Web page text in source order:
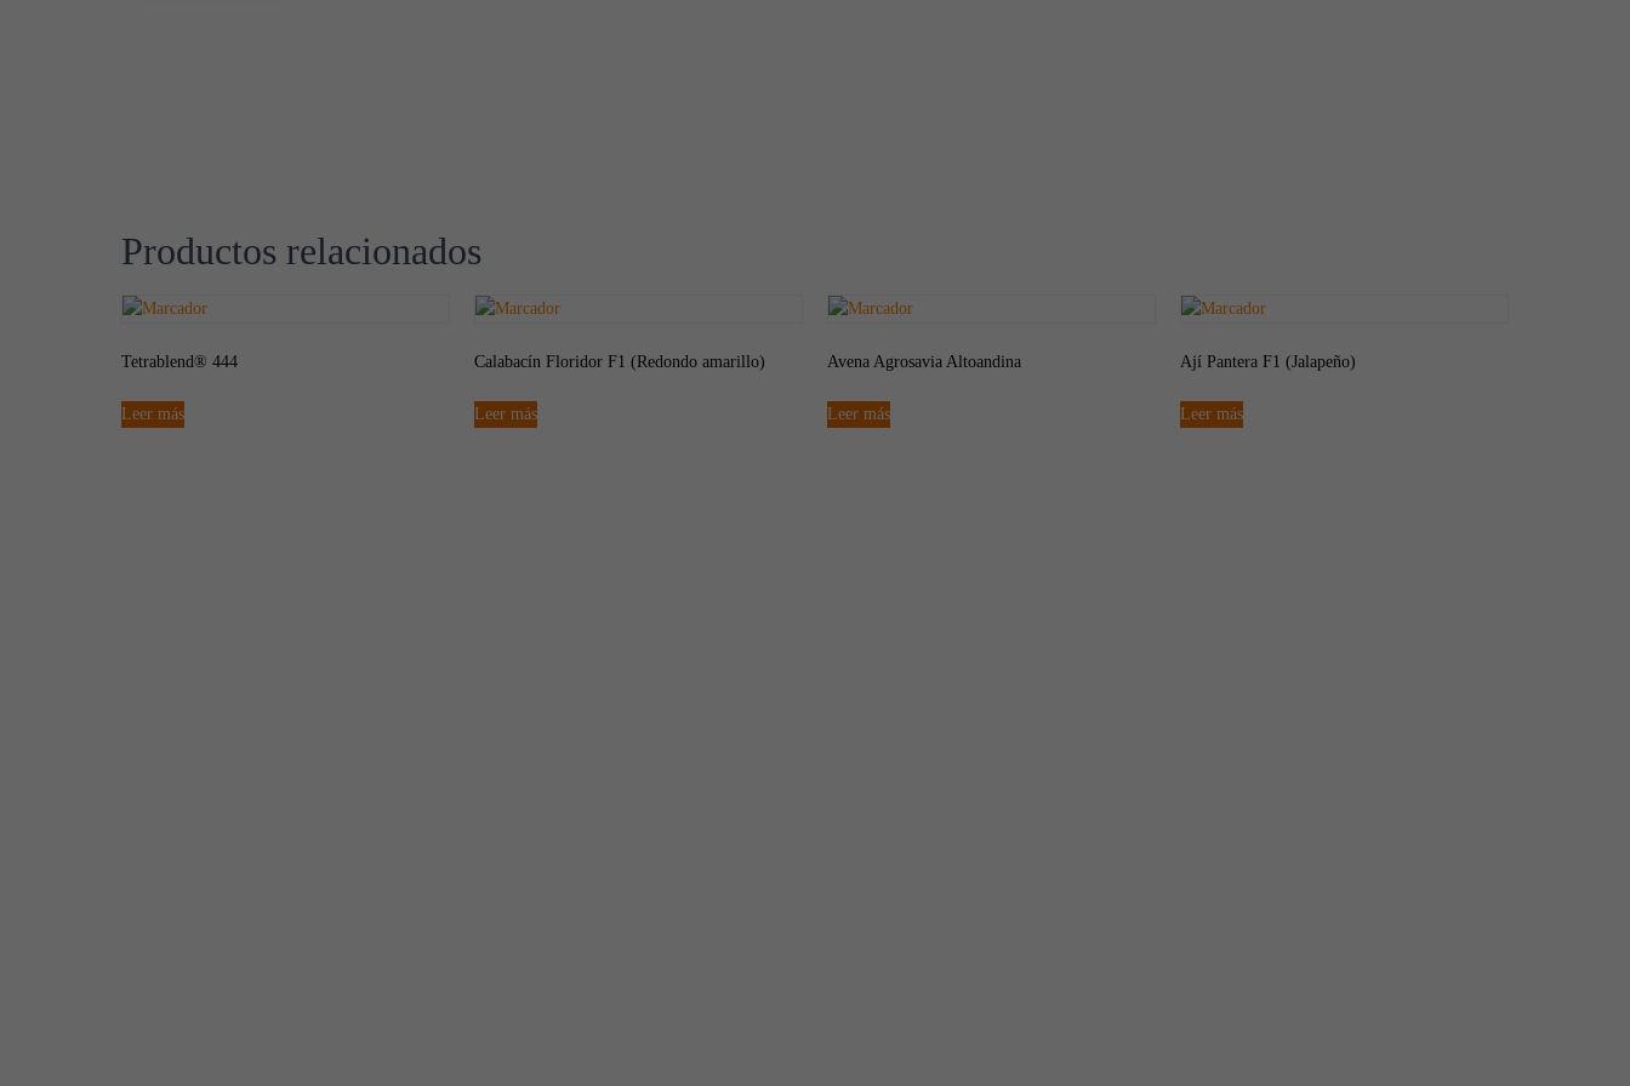
Productos relacionados
Tetrablend® 444
Leer más
Calabacín Floridor F1 (Redondo amarillo)
Leer más
Avena Agrosavia Altoandina
Leer más
Ají Pantera F1 (Jalapeño)
Leer más